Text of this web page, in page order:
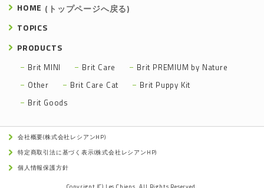
HOME (トップページへ戻る)
TOPICS
PRODUCTS
Brit MINI Brit Care
Brit PREMIUM by Nature
Other
Brit Care Cat
Brit Puppy Kit
Brit Goods
会社概要(株式会社レシアンHP)
特定商取引法に基づく表示(株式会社レシアンHP)
個人情報保護方針